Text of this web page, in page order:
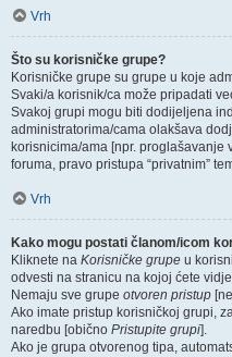
Vrh
Što su korisničke grupe?
Korisničke grupe su grupe u koje
Svaki/a korisnik/ca može pripadati
Svakoj grupi mogu biti dodijeljena
administratorima/cama olakšava
korisnicima/ama [npr.
foruma, pravo pristupa “privatnim”
Vrh
Kako mogu postati članom/icom
Kliknete na Korisničke grupe u
odvesti na stranicu na kojoj ćete
Nemaju sve grupe otvoren pristup
Ako imate pristup korisničkoj grupi,
naredbu [obično Pristupite grupi].
Ako je grupa otvorenog tipa,